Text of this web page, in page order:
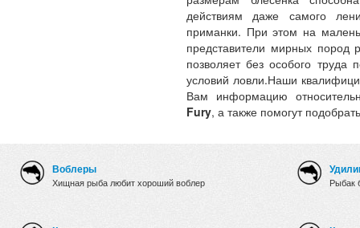
действиям даже самого
приманки. При этом на
представители мирных пород
позволяет без особого труда
условий ловли.Наши
Вам информацию
Fury, а также помогут
Воблеры
Хищная рыба любит хороший воблер Рыбак